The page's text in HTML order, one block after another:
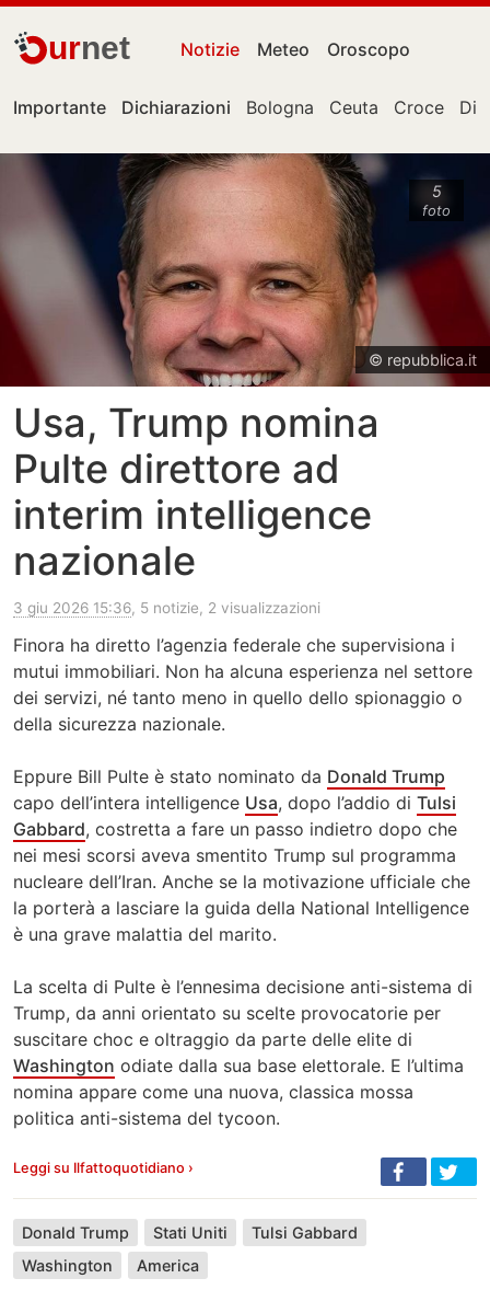
urnet Notizie Meteo Oroscopo
Importante Dichiarazioni Bologna Ceuta Croce
5
foto
© repubblica.it
Usa, Trump nomina
Pulte direttore ad
interim intelligence
nazionale
3 giu 2026 15:36, 5 notizie, 2 visualizzazioni
Finora ha diretto l’agenzia federale che supervisiona i
mutui immobiliari. Non ha alcuna esperienza nel settore
dei servizi, né tanto meno in quello dello spionaggio o
della sicurezza nazionale.
Eppure Bill Pulte è stato nominato da Donald Trump
capo dell’intera intelligence Usa, dopo l’addio di Tulsi
Gabbard, costretta a fare un passo indietro dopo che
nei mesi scorsi aveva smentito Trump sul programma
nucleare dell’Iran. Anche se la motivazione ufficiale che
la porterà a lasciare la guida della National Intelligence
è una grave malattia del marito.
La scelta di Pulte è l’ennesima decisione anti-sistema di
Trump, da anni orientato su scelte provocatorie per
suscitare choc e oltraggio da parte delle elite di
Washington odiate dalla sua base elettorale. E l’ultima
nomina appare come una nuova, classica mossa
politica anti-sistema del tycoon.
Leggi su Ilfattoquotidiano ›
Donald Trump Stati Uniti
Tulsi Gabbard
Washington
America